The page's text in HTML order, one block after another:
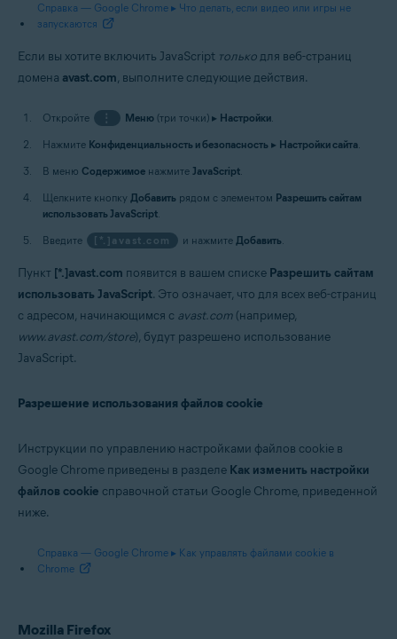
Справка — Google Chrome ▸ Что делать, если видео или игры не
запускаются
Если вы хотите включить JavaScript толькодля веб-страниц
домена avast.com, выполните следующие действия.
Откройте ⋮ Меню(три точки) ▸ Настройки.
Нажмите Конфиденциальность и безопасность ▸ Настройки сайта.
В меню Содержимое нажмите JavaScript.
Щелкните кнопку Добавить рядом с элементом Разрешить сайтам
использовать JavaScript.
Введите
[*.]avast.com и нажмите Добавить.
Пункт [*.]avast.com появится в вашем списке Разрешить сайтам
использовать JavaScript. Это означает, что для всех веб-страниц
с адресом, начинающимся с avast.com (например,
www.avast.com/store), будут разрешено использование
JavaScript.
Разрешение использования файлов cookie
Инструкции по управлению настройками файлов cookie в
Google Chrome приведены в разделе Как изменить настройки
файлов cookie справочной статьи Google Chrome, приведенной
ниже.
Справка — Google Chrome ▸ Как управлять файлами cookie в
Chrome
Mozilla Firefox